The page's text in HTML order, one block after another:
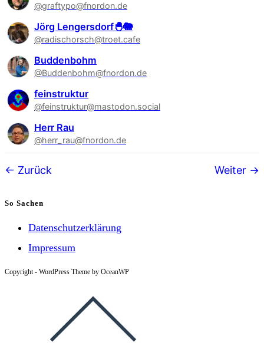
@graftypo@fnordon.de
Jörg Lengersdorf🐣🐘
@radischorsch@troet.cafe
Buddenbohm
@Buddenbohm@fnordon.de
feinstruktur
@feinstruktur@mastodon.social
Herr Rau
@herr_rau@fnordon.de
Follower-
Zurück Weiter
So Sachen
Datenschutzerklärung
Impressum
Copyright - WordPress Theme by OceanWP